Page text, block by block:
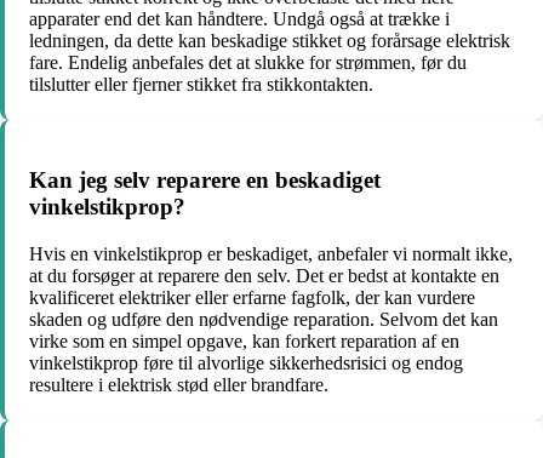
apparater end det kan håndtere. Undgå også at trække i
ledningen, da dette kan beskadige stikket og forårsage elektrisk
fare. Endelig anbefales det at slukke for strømmen, før du
tilslutter eller fjerner stikket fra stikkontakten.
Kan jeg selv reparere en beskadiget
vinkelstikprop?
Hvis en vinkelstikprop er beskadiget, anbefaler vi normalt ikke,
at du forsøger at reparere den selv. Det er bedst at kontakte en
kvalificeret elektriker eller erfarne fagfolk, der kan vurdere
skaden og udføre den nødvendige reparation. Selvom det kan
virke som en simpel opgave, kan forkert reparation af en
vinkelstikprop føre til alvorlige sikkerhedsrisici og endog
resultere i elektrisk stød eller brandfare.